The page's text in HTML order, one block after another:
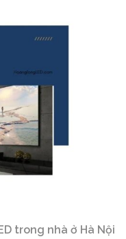
trong nhà ở Hà Nội